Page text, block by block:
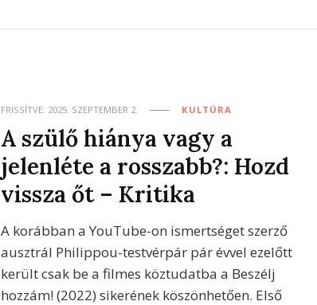
FRISSÍTVE: 2025. SZEPTEMBER 2. KULTÚRA
A szülő hiánya vagy a
jelenléte a rosszabb?: Hozd
vissza őt – Kritika
A korábban a YouTube-on ismertséget szerző
ausztrál Philippou-testvérpár pár évvel ezelőtt
került csak be a filmes köztudatba a Beszélj
hozzám! (2022) sikerének köszönhetően. Első